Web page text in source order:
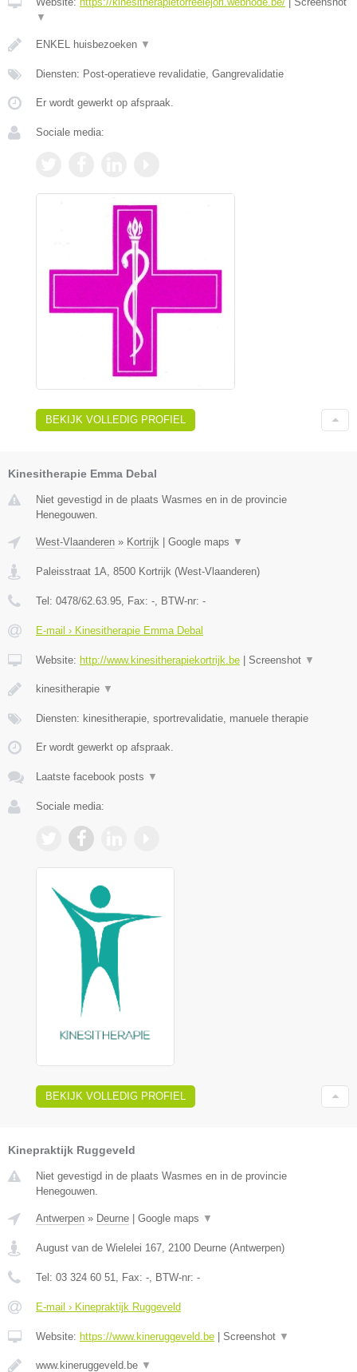
▼
ENKEL huisbezoeken ▼
Diensten: Post-operatieve revalidatie, Gangrevalidatie
Er wordt gewerkt op afspraak.
Sociale media:
BEKIJK VOLLEDIG PROFIEL
Kinesitherapie Emma Debal
Niet gevestigd in de plaats Wasmes en in de provincie
Henegouwen.
West-Vlaanderen » Kortrijk | Google maps ▼
Paleisstraat 1A 8500 Kortrijk (West-Vlaanderen)
Tel: 0478/62.63.95 , Fax: - , BTW-nr: -
E-mail › Kinesitherapie Emma Debal
Website: http://www.kinesitherapiekortrijk.be | Screenshot ▼
kinesitherapie ▼
Diensten: kinesitherapie, sportrevalidatie, manuele therapie
Er wordt gewerkt op afspraak.
Laatste facebook posts ▼
Sociale media:
BEKIJK VOLLEDIG PROFIEL
Kinepraktijk Ruggeveld
Niet gevestigd in de plaats Wasmes en in de provincie
Henegouwen.
Antwerpen » Deurne Google maps ▼
August van de Wielelei 167 2100 Deurne (Antwerpen)
Tel: 03 324 60 51 , Fax: - , BTW-nr: -
E-mail › Kinepraktijk Ruggeveld
Website: https://www.kineruggeveld.be Screenshot ▼
www.kineruggeveld.be ▼